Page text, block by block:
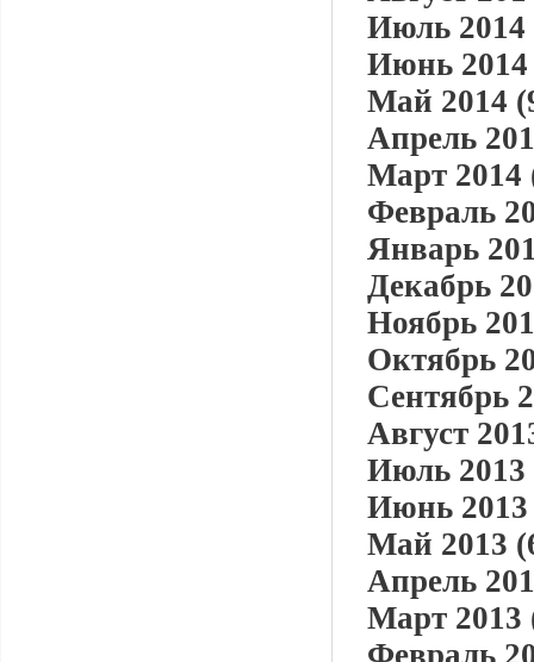
Июль 2014
Июнь 2014
Май 2014
Апрель
Март 2014
Февраль
Январь
Декабрь
Ноябрь
Октябрь
Сентябрь
Август
Июль 2013
Июнь 2013
Май 2013
Апрель
Март 2013
Февраль